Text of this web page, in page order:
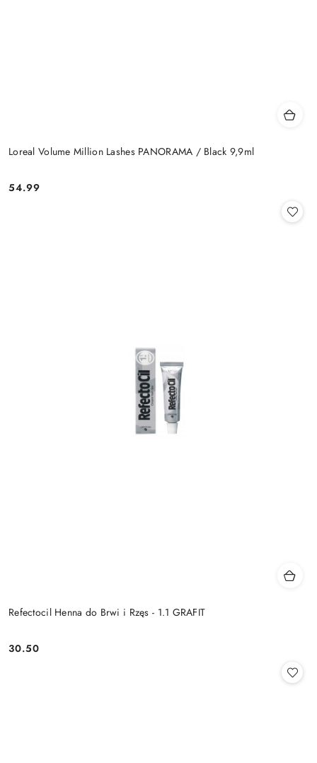
Loreal Volume Million Lashes PANORAMA / Black 9,9ml
Cena:
54.99
Refectocil Henna do Brwi i Rzęs - 1.1 GRAFIT
Cena:
30.50